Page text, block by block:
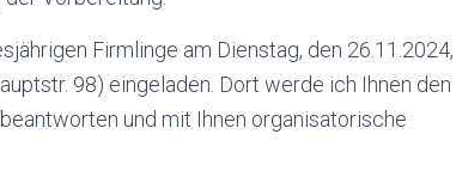
Firmlinge am Dienstag, den 26.11.2024,
98) eingeladen. Dort werde ich Ihnen den
und mit Ihnen organisatorische